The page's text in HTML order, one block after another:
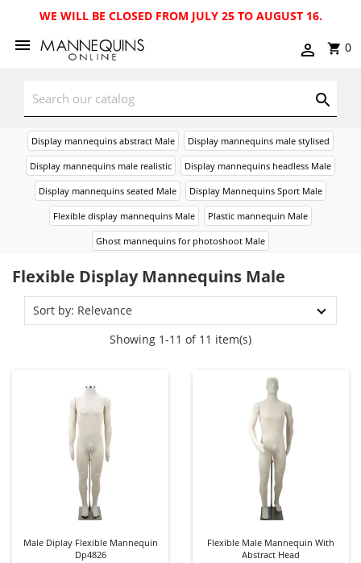
WE WILL BE CLOSED FROM JULY 25 TO AUGUST 16.
0
Display mannequins abstract Male Display mannequins male stylised
Display mannequins male realistic Display mannequins headless Male
Display mannequins seated Male Display Mannequins Sport Male
Flexible display mannequins Male Plastic mannequin Male
Ghost mannequins for photoshoot Male
Flexible Display Mannequins Male
Sort by: Relevance
Showing 1-11 of 11 item(s)
Male Diplay Flexible Mannequin
Dp4826
Flexible Male Mannequin With
Abstract Head